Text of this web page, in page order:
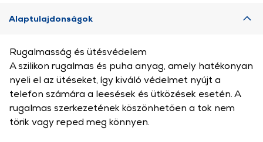
Alaptulajdonságok
Rugalmasság és ütésvédelem
A szilikon rugalmas és puha anyag, amely hatékonyan
nyeli el az ütéseket, így kiváló védelmet nyújt a
telefon számára a leesések és ütközések esetén. A
rugalmas szerkezetének köszönhetően a tok nem
törik vagy reped meg könnyen.